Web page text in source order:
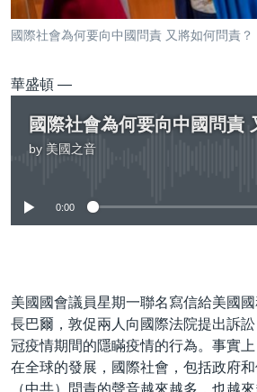
視頻
VOA 60秒 (國際)
美國專訊
視頻存檔
時事經緯
新聞音頻
海外港人
美國透視
國語
關注我們
國際社會為何要向中國問責 又將如何問責？
華盛頓 —
by 美國之音
0:00
美國國會議員星期一聯名寫信給美國
長巴爾，敦促兩人向國際法院提出訴
冠疫情期間的隱瞞疫情的行為。事實
在全球的發展，國際社會，包括政府
（中共）問責的聲音越來越多，也越